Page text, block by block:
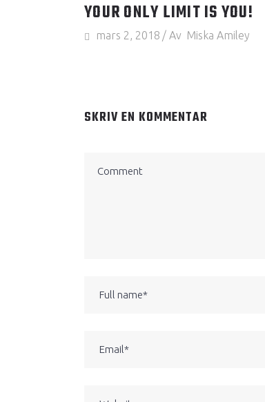
YOUR ONLY LIMIT IS YOU!
mars 2, 2018 Av Miska Amiley
SKRIV EN KOMMENTAR